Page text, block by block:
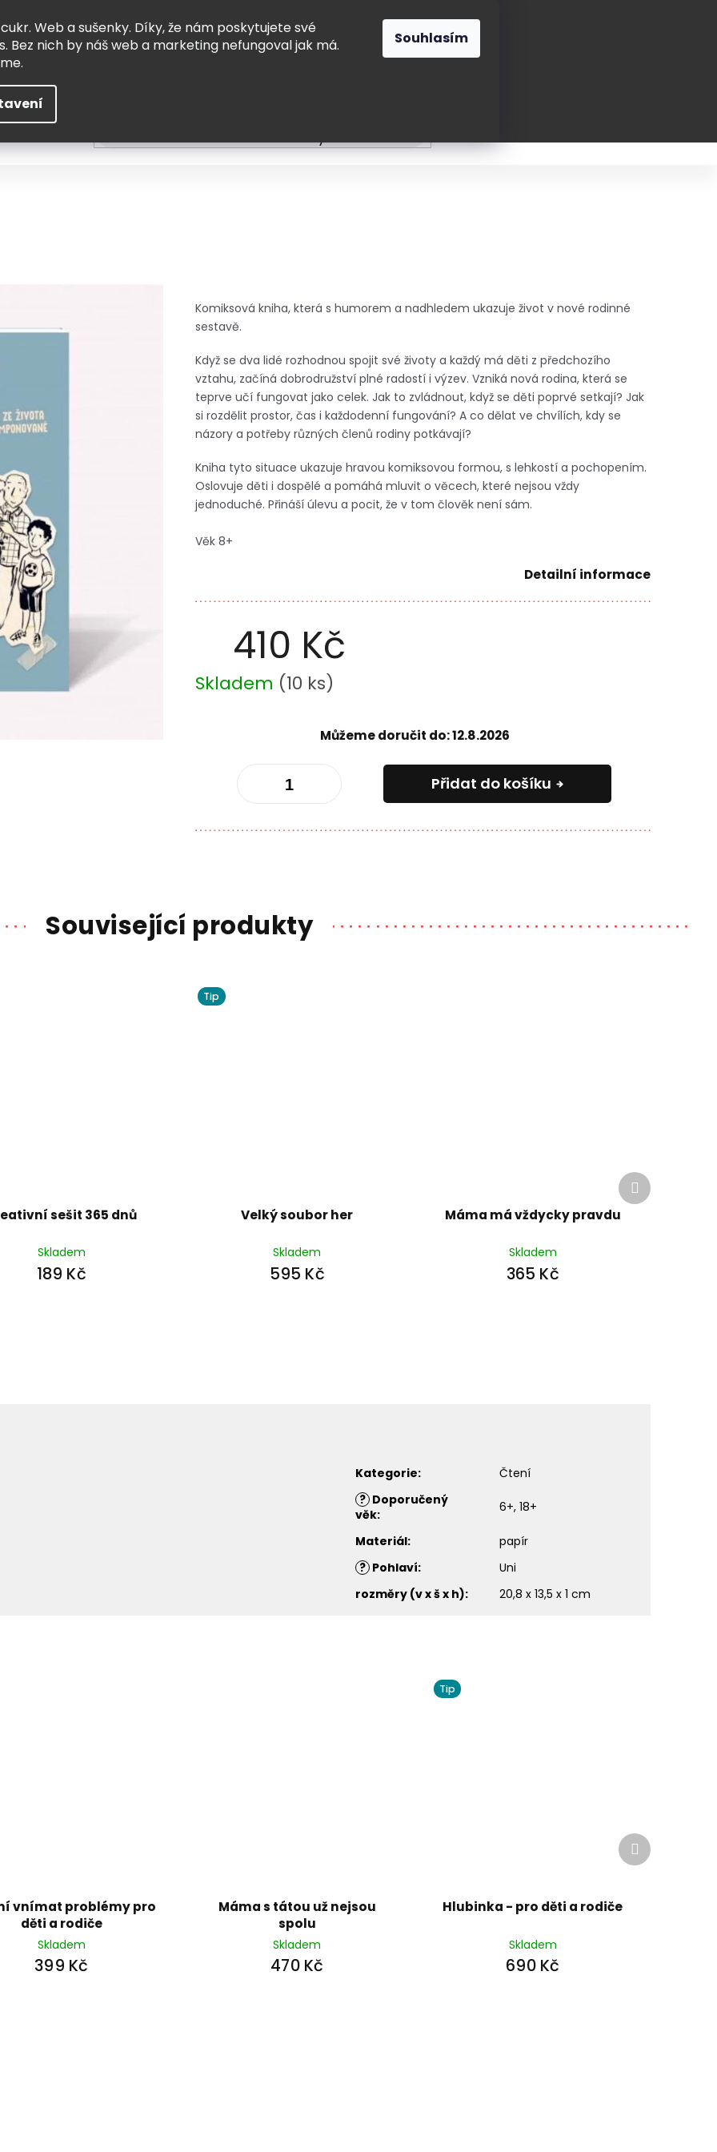
Web a sušenky. Díky, že nám poskytujete své
Bez nich by náš web a marketing nefungoval jak má.
Souhlasím
410 Kč
Měrná
cena:
Skladem (10 ks)
Můžeme doručit do:12.8.2026
Přidat do košíku
Komiksová kniha, která s humorem a nadhledem ukazuje život v nové rodinné
sestavě.
Když se dva lidé rozhodnou spojit své životy a každý má děti z předchozího
vztahu, začíná dobrodružství plné radostí i výzev. Vzniká nová rodina, která se
teprve učí fungovat jako celek. Jak to zvládnout, když se děti poprvé setkají? Jak
si rozdělit prostor, čas i každodenní fungování? A co dělat ve chvílích, kdy se
názory a potřeby různých členů rodiny potkávají?
Kniha tyto situace ukazuje hravou komiksovou formou, s lehkostí a pochopením.
Oslovuje děti i dospělé a pomáhá mluvit o věcech, které nejsou vždy
jednoduché. Přináší úlevu a pocit, že v tom člověk není sám.
Věk 8+
Detailní informace
Související produkty
sešit 365 dnů
Skladem
189 Kč
Tip
Velký soubor her
Skladem
595 Kč
Máma má vždycky pravdu
Skladem
365 Kč
Další
produkt
Kategorie:
Čtení
? Doporučený
věk: 6+, 18+
Materiál:
papír
? Pohlaví:
Uni
rozměry (v x š x h): 20,8 x 13,5 x 1 cm
vnímat problémy pro
děti a rodiče
Skladem
399 Kč
Máma s tátou už nejsou
spolu
Skladem
470 Kč
Tip
Hlubinka - pro děti a rodiče
Skladem
690 Kč
Další
produkt